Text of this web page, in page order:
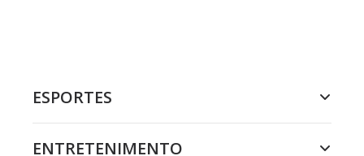
ESPORTES
ENTRETENIMENTO